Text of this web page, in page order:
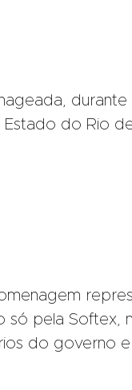
durante
Estado do Rio
só pela Softex,
do governo e